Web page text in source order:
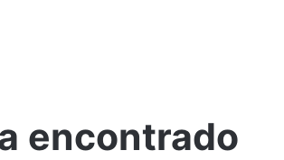
encontrado